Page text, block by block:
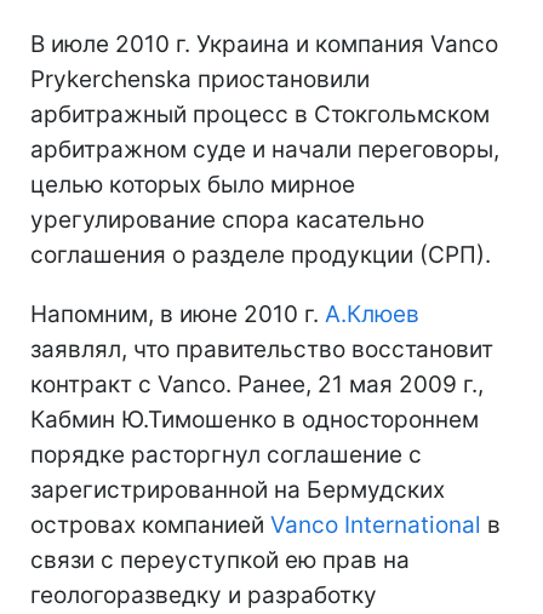
В июле 2010 г. Украина и компания Vanco
Prykerchenska приостановили
арбитражный процесс в Стокгольмском
арбитражном суде и начали переговоры,
целью которых было мирное
урегулирование спора касательно
соглашения о разделе продукции (СРП).
Напомним, в июне 2010 г. А.Клюев
заявлял, что правительство восстановит
контракт с Vanco. Ранее, 21 мая 2009 г.,
Кабмин Ю.Тимошенко в одностороннем
порядке расторгнул соглашение с
зарегистрированной на Бермудских
островах компанией Vanco International в
связи с переуступкой ею прав на
геологоразведку и разработку